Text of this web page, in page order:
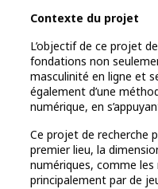
Contexte du projet
L’objectif de ce projet
fondations non
masculinité en ligne et
également d’une
numérique, en
Ce projet de recherche
premier lieu, la
numériques, comme les
principalement par de